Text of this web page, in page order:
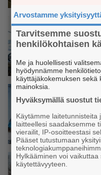
Levi
lisää
Arvostamme
Tarvitsemme
henkilökohtaisen
Me ja huolellisesti
hyödynnämme
käyttäjäkokemuksen sekä
mainoksia.
Hyväksymällä suostut
Käytämme laitetunnisteita
laitteellesi saadaksemme
vierailit, IP-osoitteestasi
Pääset tutustumaan
Hylkääminen voi
käytettävyyteen.